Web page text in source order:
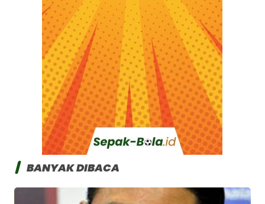
BANYAK DIBACA